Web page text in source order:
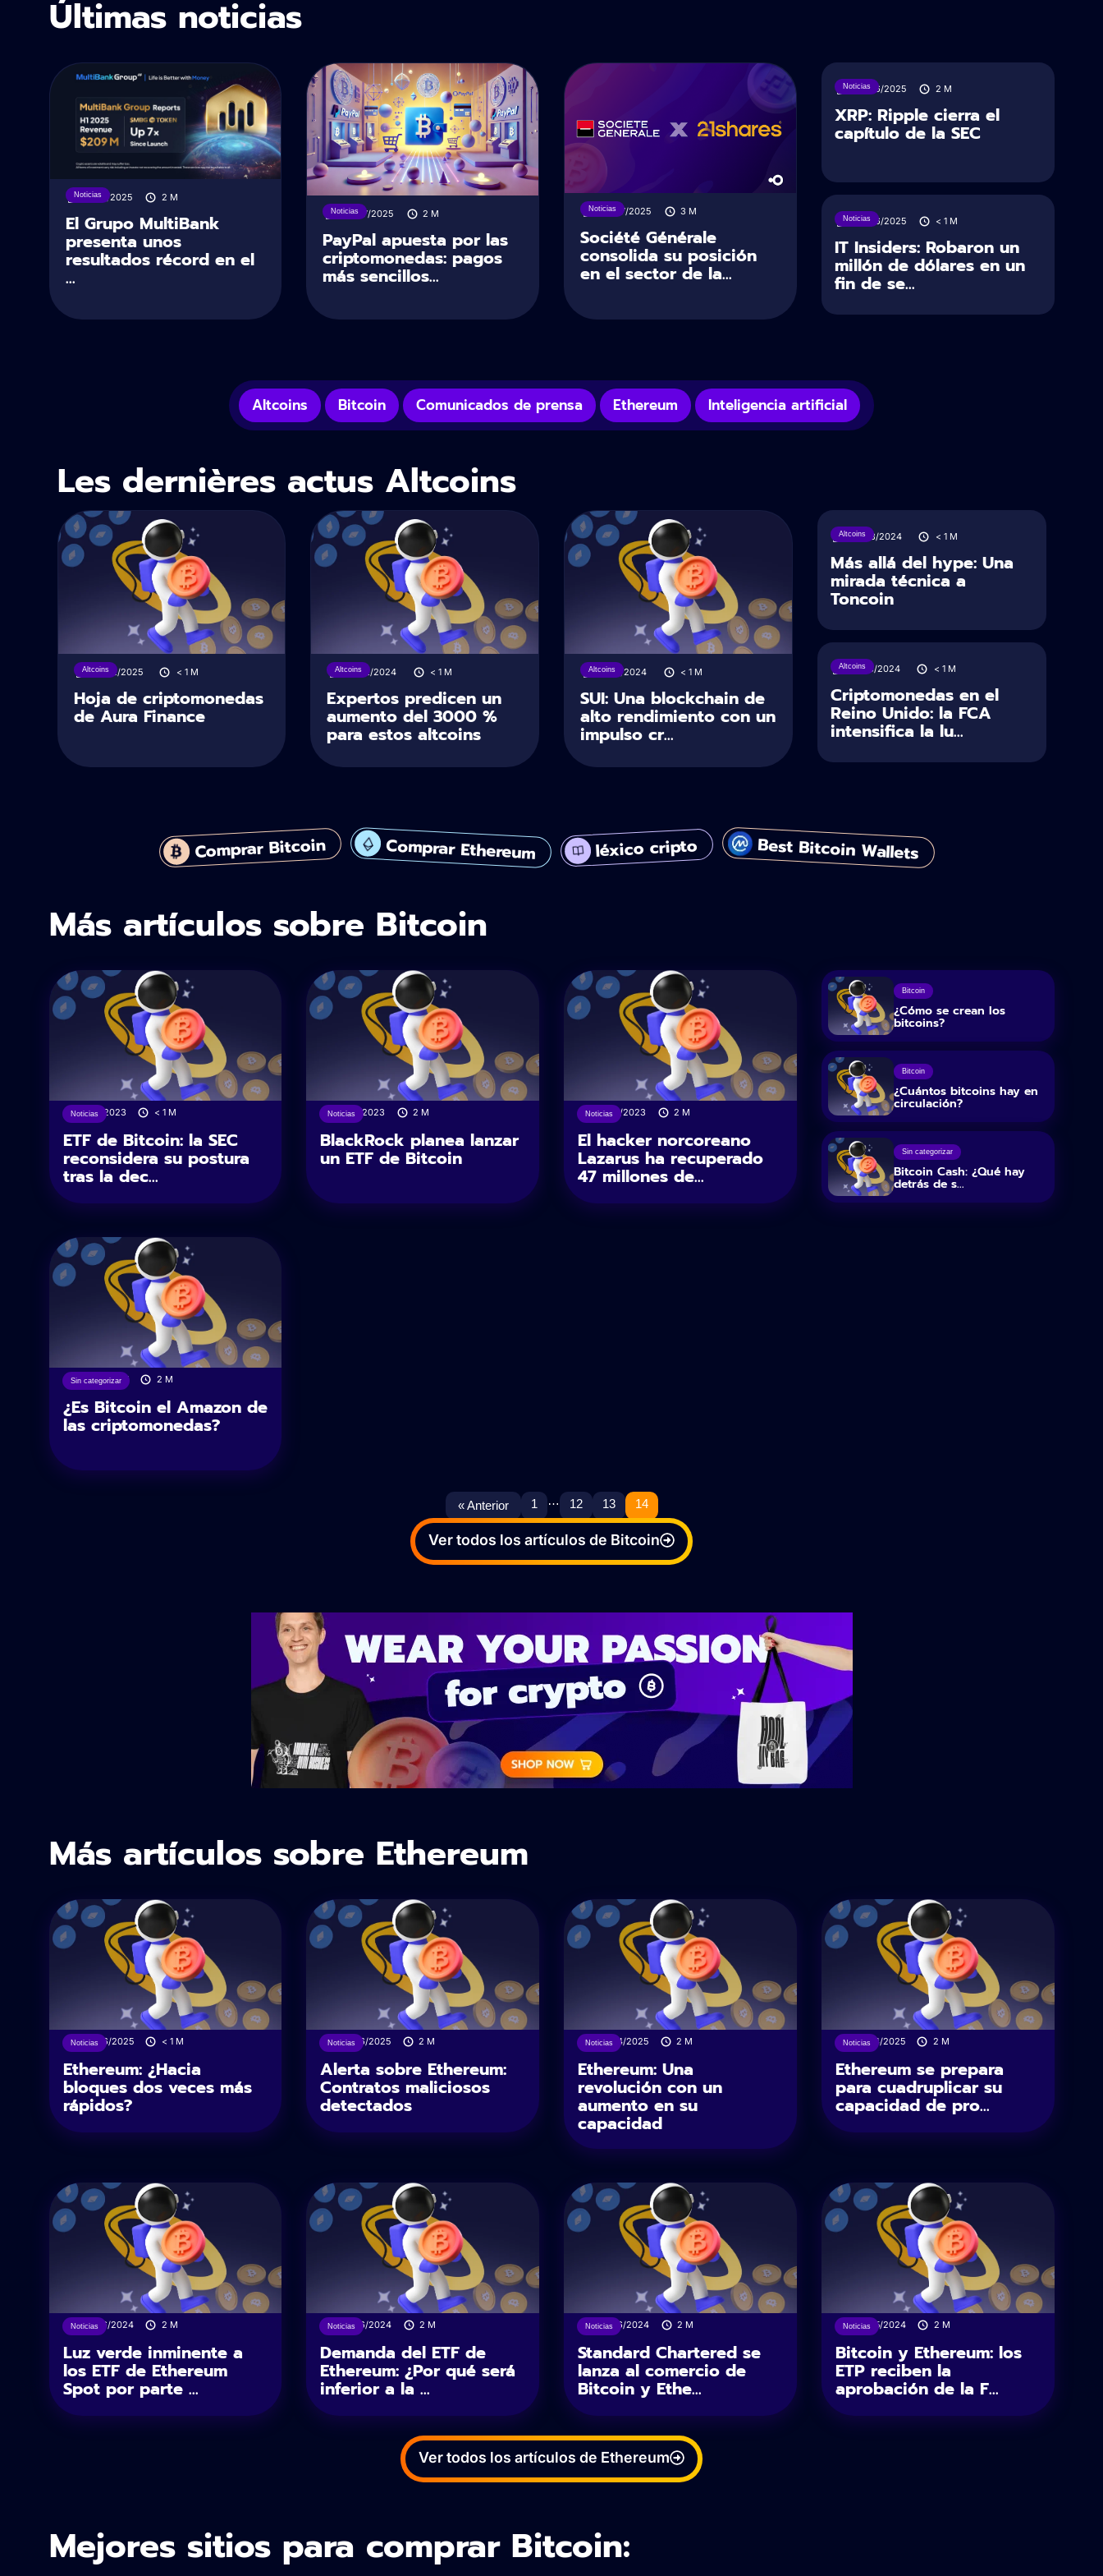
Últimas noticias
Noticias
11/08/2025 2 M
El Grupo MultiBank
presenta unos
resultados récord en el
...
Noticias
30/07/2025 2 M
PayPal apuesta por las
criptomonedas: pagos
más sencillos...
Noticias
28/07/2025 3 M
Société Générale
consolida su posición
en el sector de la...
Noticias
28/06/2025 2 M
XRP: Ripple cierra el
capítulo de la SEC
Noticias
28/06/2025 < 1 M
IT Insiders: Robaron un
millón de dólares en un
fin de se...
Altcoins Bitcoin Comunicados de prensa Ethereum Inteligencia artificial
Les dernières actus Altcoins
Altcoins
10/02/2025 < 1 M
Hoja de criptomonedas
de Aura Finance
Altcoins
23/12/2024 < 1 M
Expertos predicen un
aumento del 3000 %
para estos altcoins
Altcoins
15/10/2024 < 1 M
SUI: Una blockchain de
alto rendimiento con un
impulso cr...
Altcoins
27/08/2024 < 1 M
Más allá del hype: Una
mirada técnica a
Toncoin
Altcoins
19/03/2024 < 1 M
Criptomonedas en el
Reino Unido: la FCA
intensifica la lu...
Comprar Bitcoin Comprar Ethereum léxico cripto Best Bitcoin Wallets
Más artículos sobre Bitcoin
Noticias
16/12/2023 < 1 M
ETF de Bitcoin: la SEC
reconsidera su postura
tras la dec...
Noticias
25/10/2023 2 M
BlackRock planea lanzar
un ETF de Bitcoin
Noticias
26/09/2023 2 M
El hacker norcoreano
Lazarus ha recuperado
47 millones de...
Bitcoin
¿Cómo se crean los
bitcoins?
Bitcoin
¿Cuántos bitcoins hay en
circulación?
Sin categorizar
Bitcoin Cash: ¿Qué hay
detrás de s...
Sin categorizar
24/06/2021 2 M
¿Es Bitcoin el Amazon de
las criptomonedas?
« Anterior 1 … 12 13 14
Ver todos los artículos de Bitcoin
Más artículos sobre Ethereum
Noticias
24/06/2025 < 1 M
Ethereum: ¿Hacia
bloques dos veces más
rápidos?
Noticias
02/06/2025 2 M
Alerta sobre Ethereum:
Contratos maliciosos
detectados
Noticias
28/04/2025 2 M
Ethereum: Una
revolución con un
aumento en su
capacidad
Noticias
25/04/2025 2 M
Ethereum se prepara
para cuadruplicar su
capacidad de pro...
Noticias
27/06/2024 2 M
Luz verde inminente a
los ETF de Ethereum
Spot por parte ...
Noticias
26/06/2024 2 M
Demanda del ETF de
Ethereum: ¿Por qué será
inferior a la ...
Noticias
22/06/2024 2 M
Standard Chartered se
lanza al comercio de
Bitcoin y Ethe...
Noticias
23/05/2024 2 M
Bitcoin y Ethereum: los
ETP reciben la
aprobación de la F...
Ver todos los artículos de Ethereum
Mejores sitios para comprar Bitcoin: